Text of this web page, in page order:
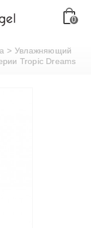
0
> Увлажняющий
Tropic Dreams